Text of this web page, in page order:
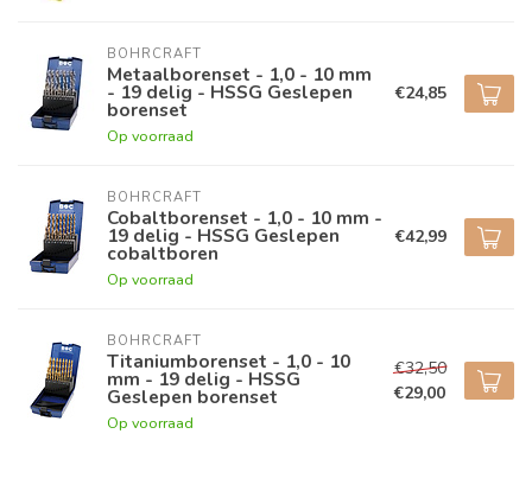
BOHRCRAFT
Metaalborenset - 1,0 - 10 mm
- 19 delig - HSSG Geslepen
borenset
Op voorraad
€24,85
BOHRCRAFT
Cobaltborenset - 1,0 - 10 mm -
19 delig - HSSG Geslepen
cobaltboren
Op voorraad
€42,99
BOHRCRAFT
Titaniumborenset - 1,0 - 10
mm - 19 delig - HSSG
Geslepen borenset
Op voorraad
€32,50
€29,00